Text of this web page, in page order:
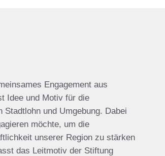
Engagement aus
Idee und Motiv für die
und Umgebung. Dabei
möchte, um die
unserer Region zu stärken
das Leitmotiv der Stiftung